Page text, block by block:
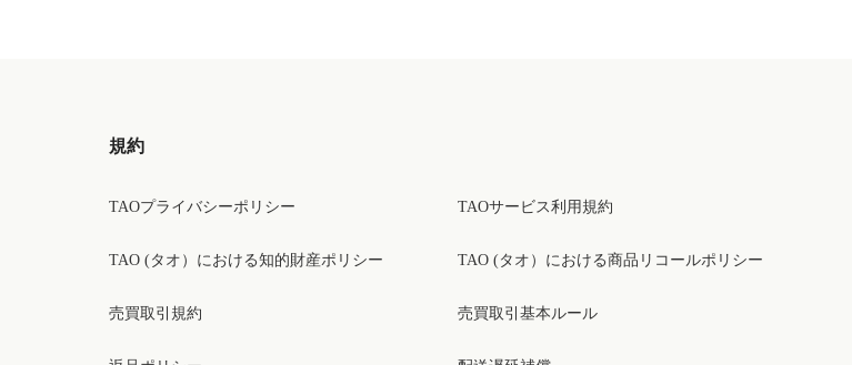
規約
TAOプライバシーポリシー
TAO (タオ）における知的財産ポリシー
売買取引規約
TAOサービス利用規約
TAO (タオ）における商品リコールポリシー
売買取引基本ルール